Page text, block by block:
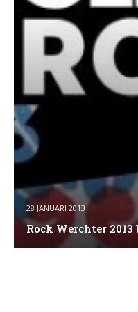
28 JANUARI 2013
Rock Werchter